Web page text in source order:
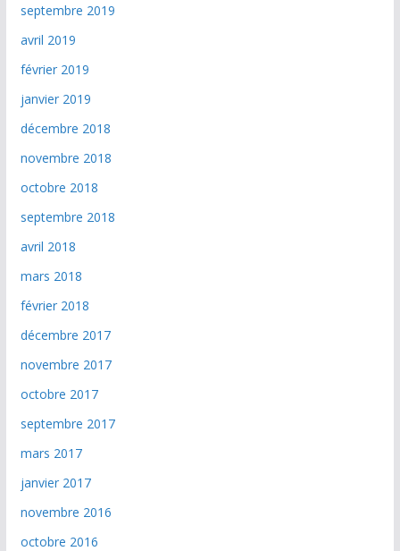
septembre 2019
avril 2019
février 2019
janvier 2019
décembre 2018
novembre 2018
octobre 2018
septembre 2018
avril 2018
mars 2018
février 2018
décembre 2017
novembre 2017
octobre 2017
septembre 2017
mars 2017
janvier 2017
novembre 2016
octobre 2016